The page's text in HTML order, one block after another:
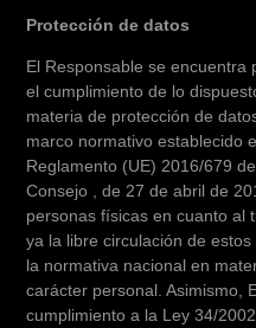
Protección de datos
El Responsable se encuentra
el cumplimiento de lo
materia de protección de
marco normativo establecido
Reglamento (UE) 2016/679
Consejo , de 27 de abril de
personas físicas en cuanto al
ya la libre circulación de
la normativa nacional en
carácter personal. Asimismo,
cumplimiento a la Ley 34/